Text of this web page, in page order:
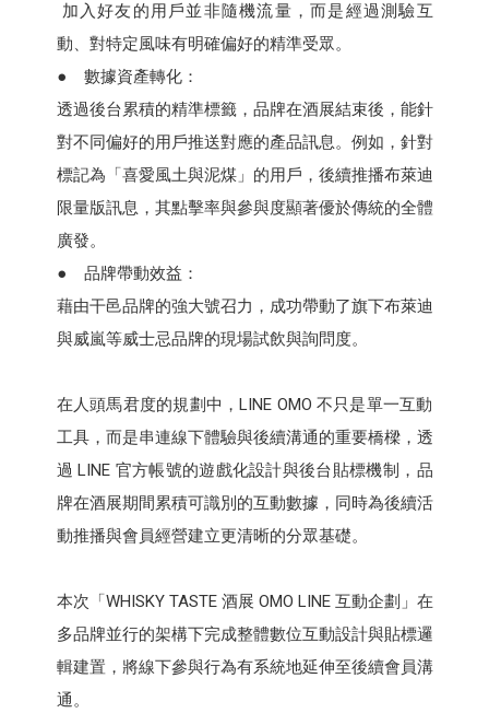
加入好友的用戶並非隨機流量，而是經過測驗互
動、對特定風味有明確偏好的精準受眾。
● 數據資產轉化：
透過後台累積的精準標籤，品牌在酒展結束後，能針
對不同偏好的用戶推送對應的產品訊息。例如，針對
標記為「喜愛風土與泥煤」的用戶，後續推播布萊迪
限量版訊息，其點擊率與參與度顯著優於傳統的全體
廣發。
● 品牌帶動效益：
藉由干邑品牌的強大號召力，成功帶動了旗下布萊迪
與威嵐等威士忌品牌的現場試飲與詢問度。
在人頭馬君度的規劃中，LINE OMO 不只是單一互動
工具，而是串連線下體驗與後續溝通的重要橋樑，透
過 LINE 官方帳號的遊戲化設計與後台貼標機制，品
牌在酒展期間累積可識別的互動數據，同時為後續活
動推播與會員經營建立更清晰的分眾基礎。
本次「WHISKY TASTE 酒展 OMO LINE 互動企劃」在
多品牌並行的架構下完成整體數位互動設計與貼標邏
輯建置，將線下參與行為有系統地延伸至後續會員溝
通。